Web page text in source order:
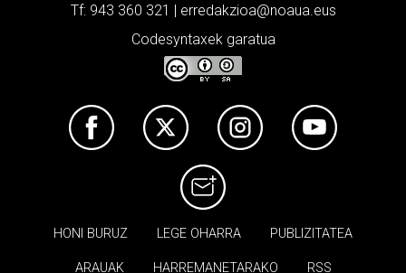
Tf: 943 360 321 | erredakzioa@noaua.eus
Codesyntaxek garatua
HONI BURUZ LEGE OHARRA PUBLIZITATEA
ARAUAK HARREMANETARAKO RSS